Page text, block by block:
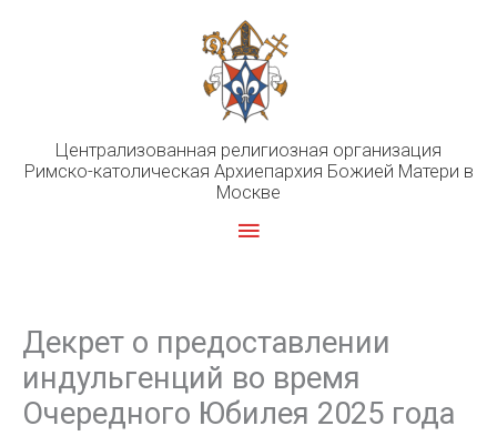
Централизованная религиозная организация
Римско-католическая Архиепархия Божией Матери в
Москве
Главное
Декрет о предоставлении
индульгенций во время
Очередного Юбилея 2025 года